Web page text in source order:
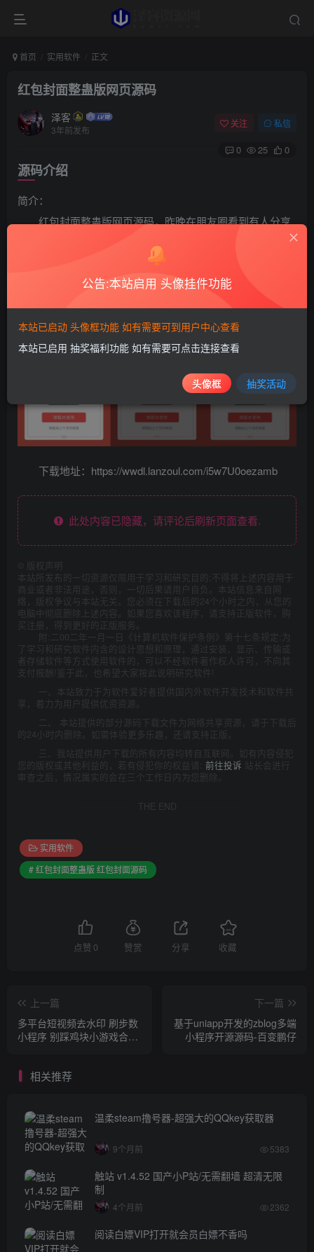
首页 实用软件 正文
红包封面整蛊版网页源码
泽客
3年前发布
关注 私信
0 25 0
源码介绍
简介：
红包封面整蛊版网页源码，昨晚在朋友圈看到有人分享
下载地址：https://wwdl.lanzoul.com/i5w7U0oezamb
此处内容已隐藏，请评论后刷新页面查看.
版权声明
本站所发布的一切资源仅限用于学习和研究目的;不得将上述内容用于
商业或者非法用途，否则，一切后果请用户自负。本站信息来自网
络，版权争议与本站无关。您必须在下载后的24个小时之内，从您的
电脑中彻底删除上述内容。如果您喜欢该程序，请支持正版软件，购
买注册，得到更好的正版服务。
附:二00二年一月一日《计算机软件保护条例》第十七条规定:为
了学习和研究软件内含的设计思想和原理，通过安装、显示、传输或
者存储软件等方式使用软件的，可以不经软件著作权人许可，不向其
支付报酬!鉴于此，也希望大家按此说明研究软件!
一、本站致力于为软件爱好者提供国内外软件开发技术和软件共
享，着力为用户提供优资资源。
二、 本站提供的部分源码下载文件为网络共享资源，请于下载后
的24小时内删除。如需体验更多乐趣，还请支持正版。
三、我站提供用户下载的所有内容均转自互联网。如有内容侵犯
您的版权或其他利益的，若有侵犯你的权益请: 前往投诉 站长会进行
审查之后，情况属实的会在三个工作日内为您删除。
THE END
实用软件
# 红包封面整蛊版 红包封面源码
点赞 0 赞赏 分享 收藏
上一篇
多平台短视频去水印 刷步数
小程序 别踩鸡块小游戏合集
下一篇
基于uniapp开发的zblog多端
小程序开源源码-百变鹏仔
相关推荐
温柔steam撸号器-超强大的QQkey获取器
9个月前 5383
触站 v1.4.52 国产小P站/无需翻墙 超清无限
制
4个月前 2362
阅读白嫖VIP打开就会员白嫖不香吗
公告:本站启用 头像挂件功能
本站已启动 头像框功能 如有需要可到用户中心查看
本站已启用 抽奖福利功能 如有需要可点击连接查看
头像框 抽奖活动